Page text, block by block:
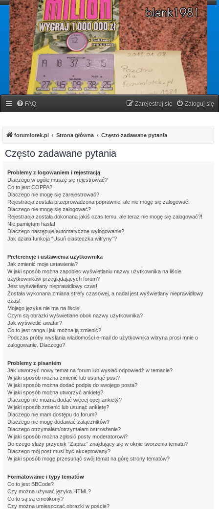
forumlotek.pl
Forum gier liczbowych
FAQ Zaloguj się
Zarejestruj się
forumlotek.pl Strona główna Często zadawane pytania
Często zadawane pytania
Problemy z logowaniem i rejestracją
Dlaczego w ogóle muszę się rejestrować?
Co to jest COPPA?
Dlaczego nie mogę się zarejestrować?
Rejestracja została przeprowadzona poprawnie, ale nie mogę się zalogować!
Dlaczego nie mogę się zalogować?
Rejestracja została dokonana jakiś czas temu, ale teraz nie mogę się zalogować?!
Nie pamiętam hasła!
Dlaczego następuje automatyczne wylogowanie?
Jak działa funkcja “Usuń ciasteczka witryny”?
Preferencje i ustawienia użytkownika
Jak zmienić moje ustawienia?
W jaki sposób można zapobiec wyświetlaniu nazwy użytkownika na liście
użytkowników przeglądających forum?
Jest wyświetlany nieprawidłowy czas!
Została wykonana zmiana strefy czasowej, a nadal jest wyświetlany nieprawidłowy
czas!
Mojego języka nie ma na liście!
Czym są obrazki wyświetlane obok nazwy użytkownika?
Jak wyświetlić awatar?
Co to jest ranga i jak można ją zmienić?
Podczas próby wysłania wiadomości e-mail do użytkownika witryna prosi mnie o
zalogowanie. Dlaczego?
Problemy z pisaniem
Jak utworzyć nowy temat na forum lub wysłać odpowiedź w temacie?
W jaki sposób można zmienić lub usunąć post?
W jaki sposób można dodać podpis do swojego posta?
W jaki sposób można utworzyć ankietę?
Dlaczego nie można dodać więcej opcji ankiety?
W jaki sposób zmienić lub usunąć ankietę?
Dlaczego nie mam dostępu do forum?
Dlaczego nie mogę dodawać załączników?
Dlaczego otrzymałem/otrzymałam ostrzeżenie?
W jaki sposób można zgłosić posty moderatorowi?
Do czego służy przycisk “Zapisz” znajdujący się w oknie tworzenia tematu?
Dlaczego mój post musi być akceptowany?
W jaki sposób mogę przesunąć swój temat na górę strony tematów?
Formatowanie i typy tematów
Co to jest BBCode?
Czy można używać języka HTML?
Co to są są emotikony?
Czy można umieszczać obrazki w poście?